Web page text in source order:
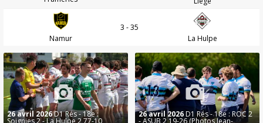
Namur
3 - 35
La Hulpe
26 avril 2026D1 Rés - 18e :
Soignies 2 - La Hulpe 2 77-10
26 avril 2026D1 Rés - 18e : ROC 2
- ASUB 2 19-26 (Photos Jean-